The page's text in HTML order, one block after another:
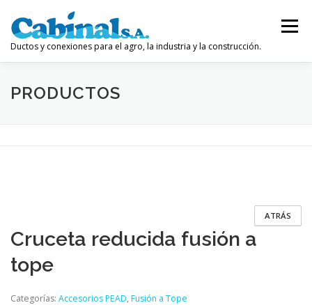
contenido
Ductos y conexiones para el agro, la industria y la construcción.
Menú
INICIO EMPRESA
PRODUCTOS
ATRÁS
Cruceta reducida fusión a
tope
Categorías: Accesorios PEAD, Fusión a Tope